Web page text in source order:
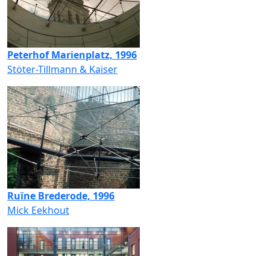
Peterhof Marienplatz, 1996
Stöter-Tillmann & Kaiser
Ruïne Brederode, 1996
Mick Eekhout